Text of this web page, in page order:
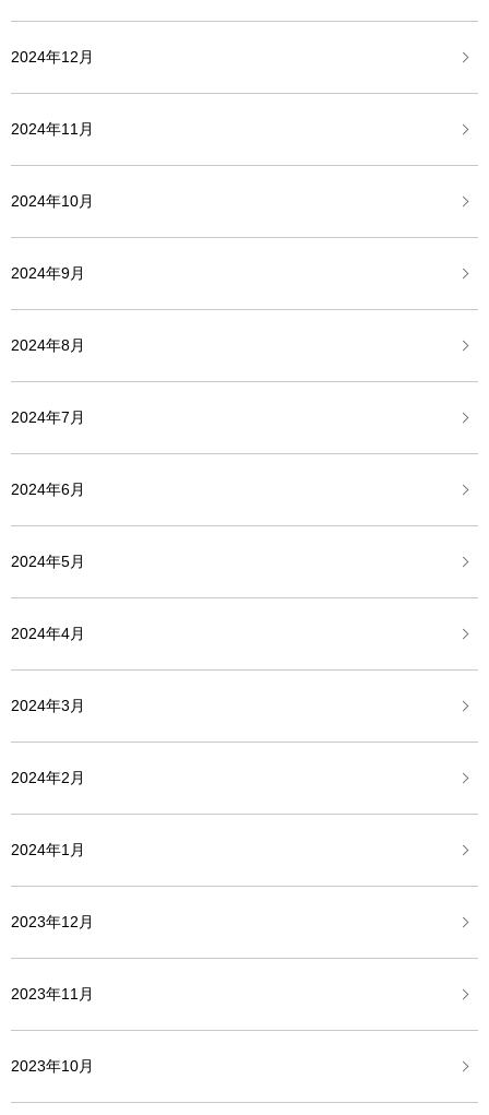
2024年12月
2024年11月
2024年10月
2024年9月
2024年8月
2024年7月
2024年6月
2024年5月
2024年4月
2024年3月
2024年2月
2024年1月
2023年12月
2023年11月
2023年10月